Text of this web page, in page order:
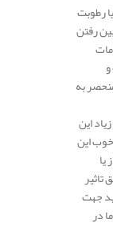
رطوبت
رفتن
به
این
این
تاثیر
جهت
در